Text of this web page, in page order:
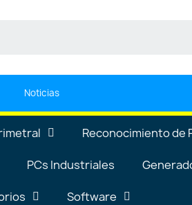
Noticias
Reconocimiento de
PCs Industriales
Software